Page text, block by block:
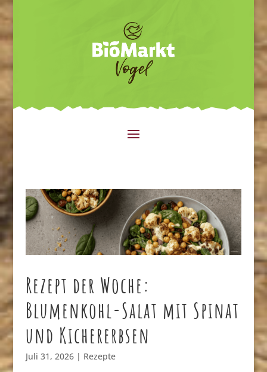
Rezept der Woche:
Blumenkohl-Salat mit Spinat
und Kichererbsen
Juli 31, 2026| Rezepte